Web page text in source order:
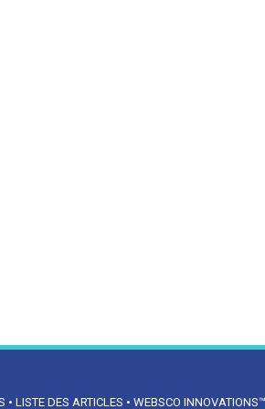
• LISTE DES ARTICLES • WEBSCO INNOVATIONS™